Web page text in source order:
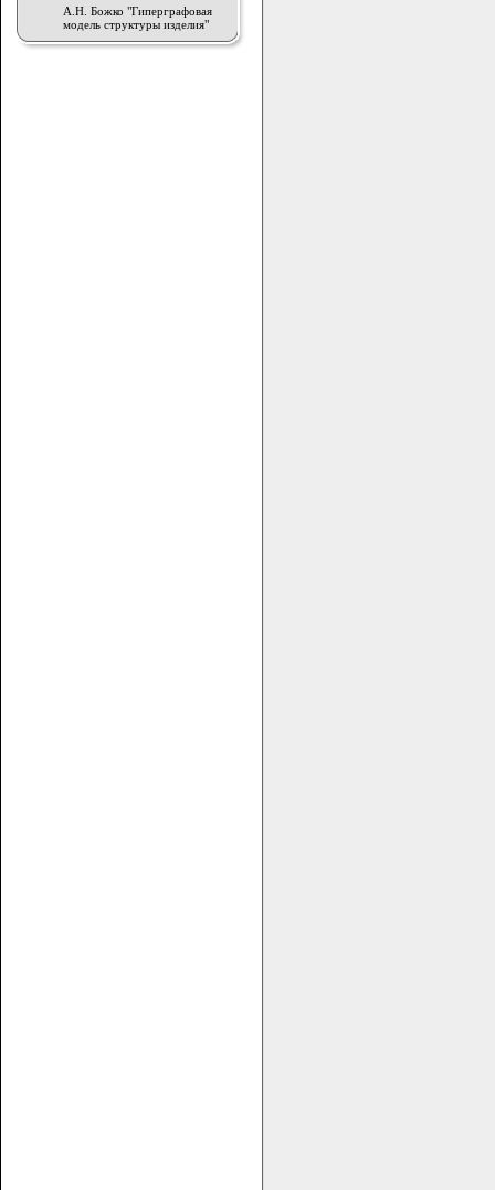
А.Н. Божко "Гиперграфовая
модель структуры изделия"